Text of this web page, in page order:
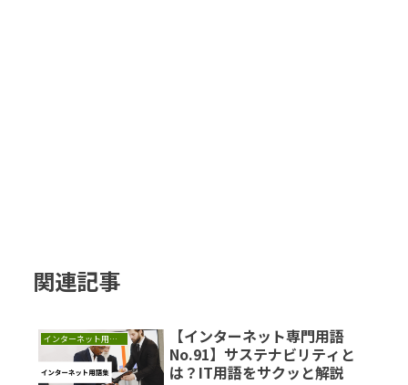
関連記事
インターネット用語集
【インターネット専門用語
No.91】サステナビリティと
は？IT用語をサクッと解説